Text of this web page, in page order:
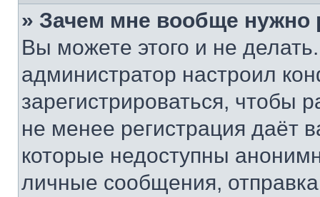
» Зачем мне вообще нужно
Вы можете этого и не
администратор настроил
зарегистрироваться, чтобы
не менее регистрация даёт
которые недоступны
личные сообщения,